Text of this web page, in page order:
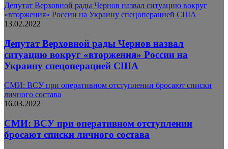
Депутат Верховной рады Чернов назвал ситуацию вокруг
«вторжения» России на Украину спецоперацией США
13.02.2022
Депутат Верховной рады Чернов назвал
ситуацию вокруг «вторжения» России на
Украину спецоперацией США
СМИ: ВСУ при оперативном отступлении бросают списки
личного состава
16.03.2022
СМИ: ВСУ при оперативном отступлении
бросают списки личного состава